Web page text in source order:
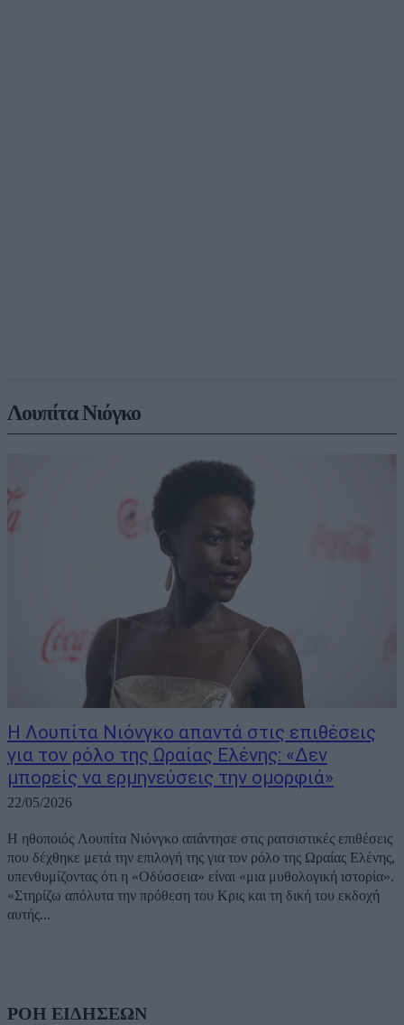
Λουπίτα Νιόγκο
Η Λουπίτα Νιόνγκο απαντά στις επιθέσεις
για τον ρόλο της Ωραίας Ελένης: «Δεν
μπορείς να ερμηνεύσεις την ομορφιά»
22/05/2026
Η ηθοποιός Λουπίτα Νιόνγκο απάντησε στις ρατσιστικές επιθέσεις
που δέχθηκε μετά την επιλογή της για τον ρόλο της Ωραίας Ελένης,
υπενθυμίζοντας ότι η «Οδύσσεια» είναι «μια μυθολογική ιστορία».
«Στηρίζω απόλυτα την πρόθεση του Κρις και τη δική του εκδοχή
αυτής...
ΡΟΗ ΕΙΔΗΣΕΩΝ